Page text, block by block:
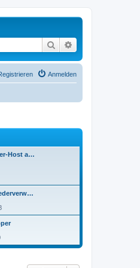
Suche
Anmelden
Host a…